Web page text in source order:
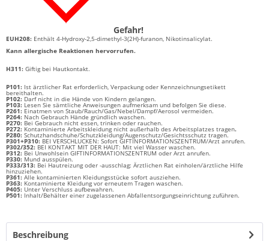
Gefahr!
EUH208: Enthält 4-Hydroxy-2,5-dimethyl-3(2H)-furanon, Nikotinsalicylat.
Kann allergische Reaktionen hervorrufen.
H311: Giftig bei Hautkontakt.
P101: Ist ärztlicher Rat erforderlich, Verpackung oder Kennzeichnungsetikett
bereithalten.
P102: Darf nicht in die Hände von Kindern gelangen.
P103: Lesen Sie sämtliche Anweisungen aufmerksam und befolgen Sie diese.
P261: Einatmen von Staub/Rauch/Gas/Nebel/Dampf/Aerosol vermeiden.
P264: Nach Gebrauch Hände gründlich waschen.
P270: Bei Gebrauch nicht essen, trinken oder rauchen.
P272: Kontaminierte Arbeitskleidung nicht außerhalb des Arbeitsplatzes tragen.
P280: Schutzhandschuhe/Schutzkleidung/Augenschutz/Gesichtsschutz tragen.
P301+P310: BEI VERSCHLUCKEN: Sofort GIFTINFORMATIONSZENTRUM/Arzt anrufen.
P302/352: BEI KONTAKT MIT DER HAUT: Mit viel Wasser waschen.
P312: Bei Unwohlsein GIFTINFORMATIONSZENTRUM oder Arzt anrufen.
P330: Mund ausspülen.
P333/313: Bei Hautreizung oder -ausschlag: Ärztlichen Rat einholen/ärztliche Hilfe
hinzuziehen.
P361: Alle kontaminierten Kleidungsstücke sofort ausziehen.
P363: Kontaminierte Kleidung vor erneutem Tragen waschen.
P405: Unter Verschluss aufbewahren.
P501: Inhalt/Behälter einer zugelassenen Abfallentsorgungseinrichtung zuführen.
Beschreibung